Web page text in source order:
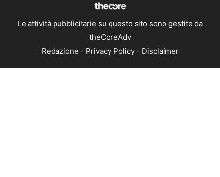
Le attività pubblicitarie su questo sito sono gestite da
theCoreAdv
Redazione - Privacy Policy- Disclaimer